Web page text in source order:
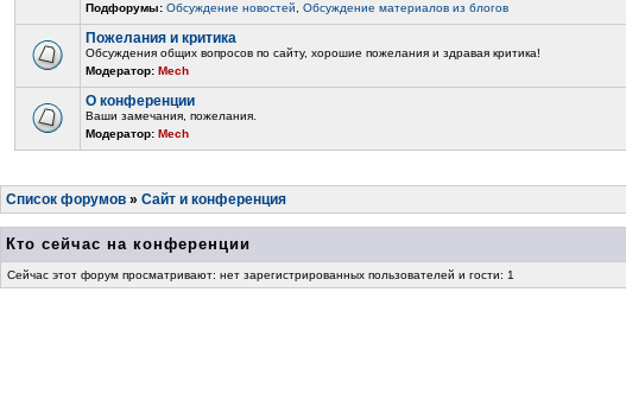
Подфорумы: Обсуждение новостей Обсуждение материалов из блогов
Пожелания и критика
Обсуждения общих вопросов по сайту, хорошие пожелания и здравая критика!
Модератор: Mech
О конференции
Ваши замечания, пожелания.
Модератор: Mech
Список форумов » Сайт и конференция
Кто сейчас на конференции
Сейчас этот форум просматривают: нет зарегистрированных пользователей и гости: 1